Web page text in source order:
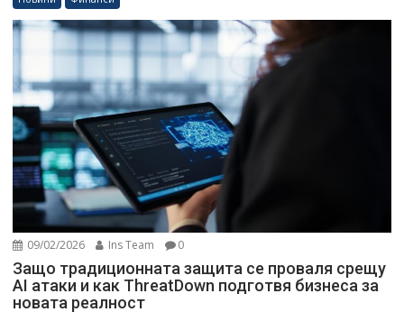
09/02/2026 Ins Team 0
Защо традиционната защита се проваля срещу
AI атаки и как ThreatDown подготвя бизнеса за
новата реалност